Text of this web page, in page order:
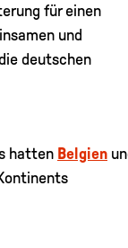
für einen
und
deutschen
hatten Belgien